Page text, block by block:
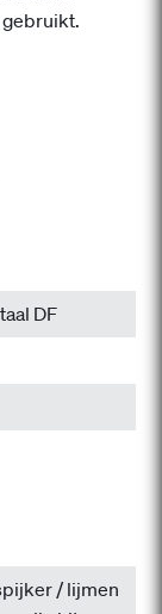
DF
/ lijmen